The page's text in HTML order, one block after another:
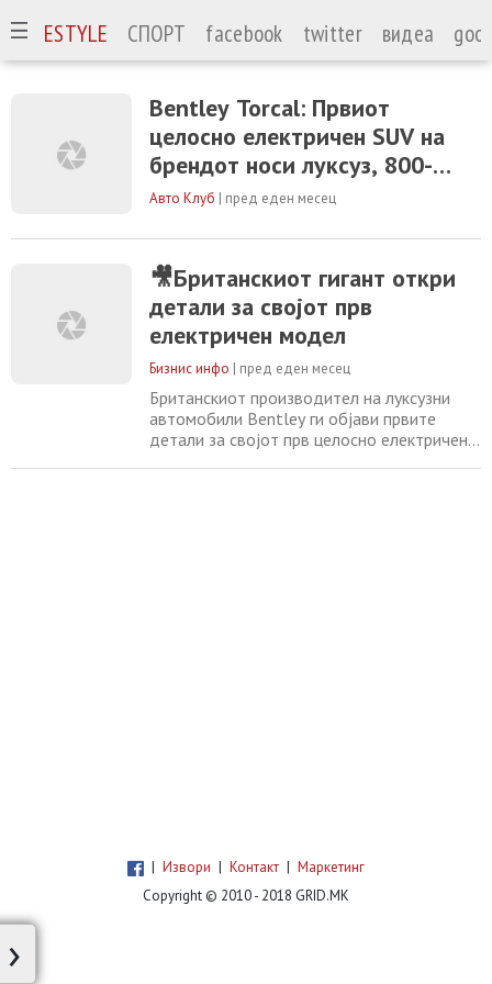
LIFESTYLE СПОРТ facebook twitter видеа
Bentley Torcal: Првиот
целосно електричен SUV на
брендот носи луксуз, 800-
волтна технологија и домет
Авто Клуб | пред еден месец
🎥Британскиот гигант откри
детали за својот прв
електричен модел
Бизнис инфо | пред еден месец
Британскиот производител на луксузни
автомобили Bentley ги објави првите
детали за својот прв целосно електричен
| Извори | Контакт | Маркетинг
Copyright © 2010 - 2018 GRID.MK
›